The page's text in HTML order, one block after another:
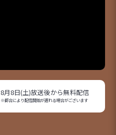
8月8日(土)放送後から無料配信
※都合により配信開始が遅れる場合がございます